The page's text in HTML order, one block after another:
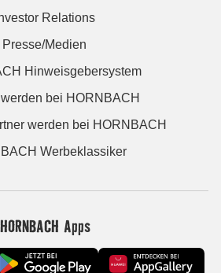
Relations
Presse/Medien
Hinweisgebersystem
bei HORNBACH
werden bei HORNBACH
Werbeklassiker
HORNBACH Apps